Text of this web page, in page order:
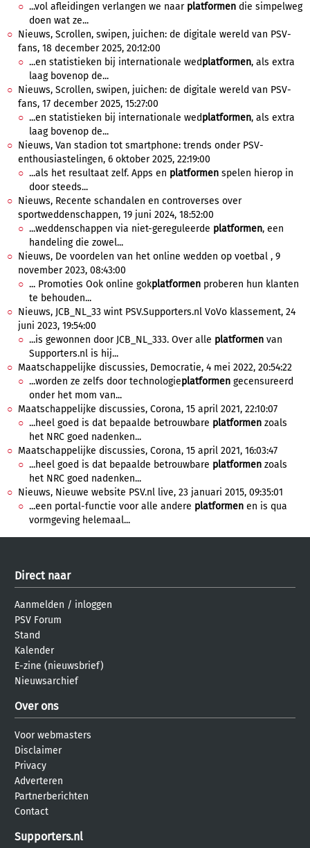
...vol afleidingen verlangen we naar platformen die simpelweg
doen wat ze...
Nieuws, Scrollen, swipen, juichen: de digitale wereld van PSV-
fans, 18 december 2025, 20:12:00
...en statistieken bij internationale wedplatformen, als extra
laag bovenop de...
Nieuws, Scrollen, swipen, juichen: de digitale wereld van PSV-
fans, 17 december 2025, 15:27:00
...en statistieken bij internationale wedplatformen, als extra
laag bovenop de...
Nieuws, Van stadion tot smartphone: trends onder PSV-
enthousiastelingen, 6 oktober 2025, 22:19:00
...als het resultaat zelf. Apps en platformen spelen hierop in
door steeds...
Nieuws, Recente schandalen en controverses over
sportweddenschappen, 19 juni 2024, 18:52:00
...weddenschappen via niet-gereguleerde platformen, een
handeling die zowel...
Nieuws, De voordelen van het online wedden op voetbal , 9
november 2023, 08:43:00
... Promoties Ook online gokplatformen proberen hun klanten
te behouden...
Nieuws, JCB_NL_33 wint PSV.Supporters.nl VoVo klassement, 24
juni 2023, 19:54:00
...is gewonnen door JCB_NL_333. Over alle platformen van
Supporters.nl is hij...
Maatschappelijke discussies, Democratie, 4 mei 2022, 20:54:22
...worden ze zelfs door technologieplatformen gecensureerd
onder het mom van...
Maatschappelijke discussies, Corona, 15 april 2021, 22:10:07
...heel goed is dat bepaalde betrouwbare platformen zoals
het NRC goed nadenken...
Maatschappelijke discussies, Corona, 15 april 2021, 16:03:47
...heel goed is dat bepaalde betrouwbare platformen zoals
het NRC goed nadenken...
Nieuws, Nieuwe website PSV.nl live, 23 januari 2015, 09:35:01
...een portal-functie voor alle andere platformen en is qua
vormgeving helemaal...
Direct naar
Aanmelden / inloggen
PSV Forum
Stand
Kalender
E-zine (nieuwsbrief)
Nieuwsarchief
Over ons
Voor webmasters
Disclaimer
Privacy
Adverteren
Partnerberichten
Contact
Supporters.nl